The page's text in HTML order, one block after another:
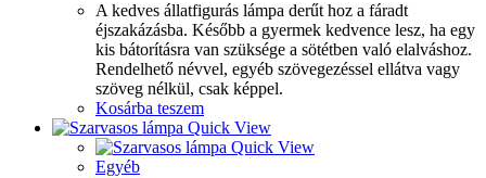
A kedves állatfigurás lámpa derűt hoz a fáradt
éjszakázásba. Később a gyermek kedvence lesz, ha egy
kis bátorításra van szüksége a sötétben való elalváshoz.
Rendelhető névvel, egyéb szövegezéssel ellátva vagy
szöveg nélkül, csak képpel.
Kosárba teszem
Quick View
Quick View
Egyéb